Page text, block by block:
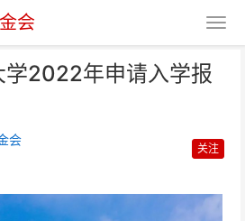
会
学2022年申请入学报
会
关注
年申请入